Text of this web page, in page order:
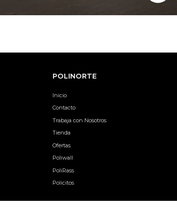
POLINORTE
Inicio
Contacto
Trabaja con Nosotros
Tienda
Ofertas
Poliwall
PoliRass
Policitos